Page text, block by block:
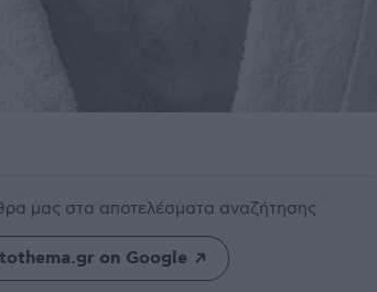
μας στα αποτελέσματα αναζήτησης
on Google